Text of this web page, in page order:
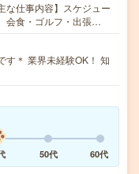
な仕事内容】スケジュー
会食・ゴルフ・出張…
す＊ 業界未経験OK！ 知
50代 60代